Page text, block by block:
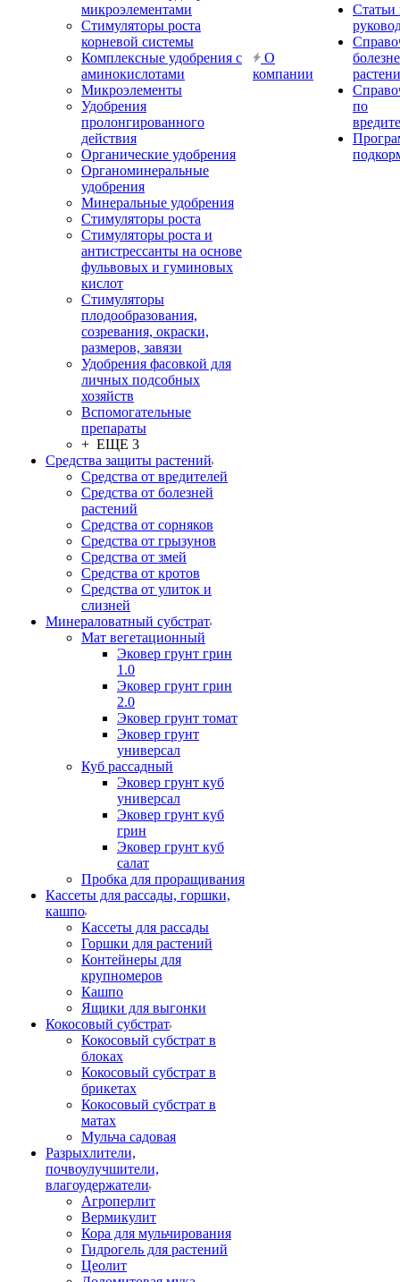
микроэлементами
Стимуляторы роста
корневой системы
Комплексные удобрения с
аминокислотами
Микроэлементы
Удобрения
пролонгированного
действия
Органические удобрения
Органоминеральные
удобрения
Минеральные удобрения
Стимуляторы роста
Стимуляторы роста и
антистрессанты на основе
фульвовых и гуминовых
кислот
Стимуляторы
плодообразования,
созревания, окраски,
размеров, завязи
Удобрения фасовкой для
личных подсобных
хозяйств
Вспомогательные
препараты
+ ЕЩЕ 3
Средства защиты растений
Средства от вредителей
Средства от болезней
растений
Средства от сорняков
Средства от грызунов
Средства от змей
Средства от кротов
Средства от улиток и
слизней
Минераловатный субстрат
Мат вегетационный
Эковер грунт грин
1.0
Эковер грунт грин
2.0
Эковер грунт томат
Эковер грунт
универсал
Куб рассадный
Эковер грунт куб
универсал
Эковер грунт куб
грин
Эковер грунт куб
салат
Пробка для проращивания
Кассеты для рассады, горшки,
кашпо
Кассеты для рассады
Горшки для растений
Контейнеры для
крупномеров
Кашпо
Ящики для выгонки
Кокосовый субстрат
Кокосовый субстрат в
блоках
Кокосовый субстрат в
брикетах
Кокосовый субстрат в
матах
Мульча садовая
Разрыхлители,
почвоулучшители,
влагоудержатели
Агроперлит
Вермикулит
Кора для мульчирования
Гидрогель для растений
Цеолит
О
компании
Статьи
по